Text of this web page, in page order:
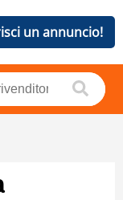
un annuncio!